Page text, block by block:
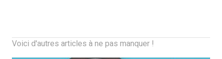
Voici d'autres articles à ne pas manquer !